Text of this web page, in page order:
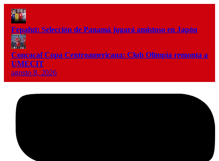
Fepafut: Selección de Panamá jugará amistoso en Japón
Concacaf Copa Centroamericana: Club Olimpia remonta a
UMECIT
agosto 8, 2026